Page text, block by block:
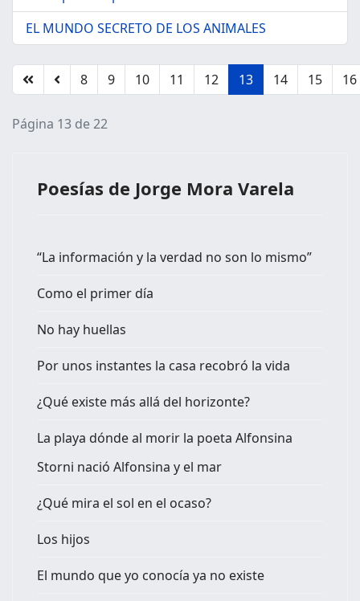
EL MUNDO SECRETO DE LOS ANIMALES
8 9 10 11 12 13 14 15 16
Página 13 de 22
Poesías de Jorge Mora Varela
“La información y la verdad no son lo mismo”
Como el primer día
No hay huellas
Por unos instantes la casa recobró la vida
¿Qué existe más allá del horizonte?
La playa dónde al morir la poeta Alfonsina
Storni nació Alfonsina y el mar
¿Qué mira el sol en el ocaso?
Los hijos
El mundo que yo conocía ya no existe